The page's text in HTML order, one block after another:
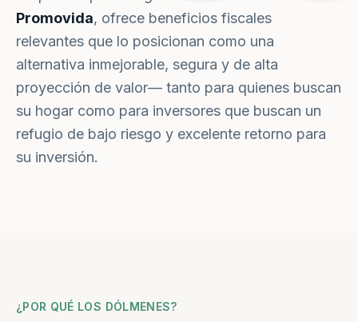
Promovida, ofrece beneficios fiscales
relevantes que lo posicionan como una
alternativa inmejorable, segura y de alta
proyección de valor— tanto para quienes buscan
su hogar como para inversores que buscan un
refugio de bajo riesgo y excelente retorno para
su inversión.
¿POR QUÉ LOS DÓLMENES?